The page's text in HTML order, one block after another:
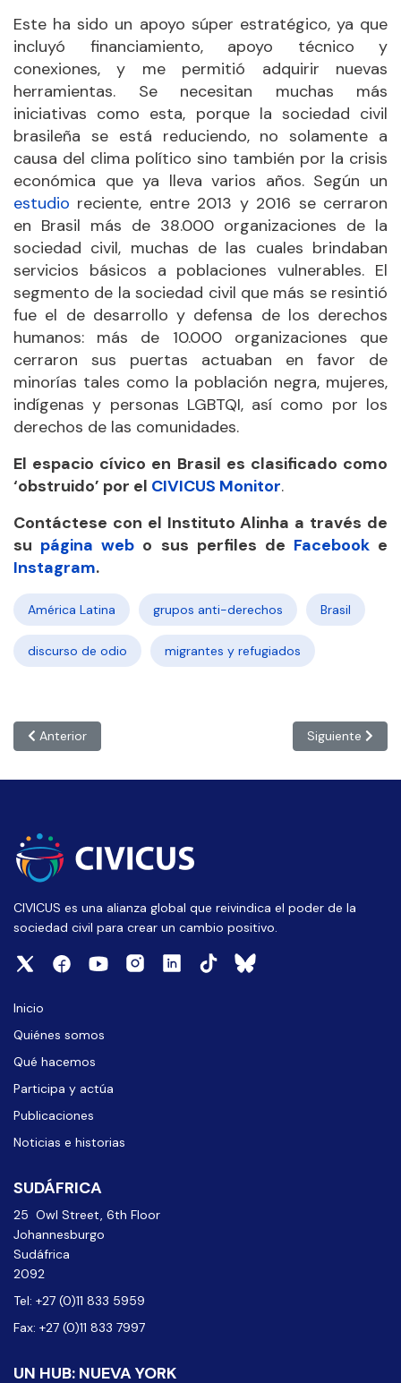
Este ha sido un apoyo súper estratégico, ya que
incluyó financiamiento, apoyo técnico y
conexiones, y me permitió adquirir nuevas
herramientas. Se necesitan muchas más
iniciativas como esta, porque la sociedad civil
brasileña se está reduciendo, no solamente a
causa del clima político sino también por la crisis
económica que ya lleva varios años. Según un
estudio reciente, entre 2013 y 2016 se cerraron
en Brasil más de 38.000 organizaciones de la
sociedad civil, muchas de las cuales brindaban
servicios básicos a poblaciones vulnerables. El
segmento de la sociedad civil que más se resintió
fue el de desarrollo y defensa de los derechos
humanos: más de 10.000 organizaciones que
cerraron sus puertas actuaban en favor de
minorías tales como la población negra, mujeres,
indígenas y personas LGBTQI, así como por los
derechos de las comunidades.
El espacio cívico en Brasil es clasificado como
‘obstruido’ por el CIVICUS Monitor.
Contáctese con el Instituto Alinha a través de
su página web o sus perfiles de Facebooke
Instagram.
América Latina grupos anti-derechos Brasil
discurso de odio migrantes y refugiados
Artículo anterior: CHILE: ‘La COP necesita de la participación
Anterior Artículo
Siguiente
CIVICUS es una alianza global que reivindica el poder de la
sociedad civil para crear un cambio positivo.
Inicio
Quiénes somos
Qué hacemos
Participa y actúa
Publicaciones
Noticias e historias
SUDÁFRICA
25 Owl Street, 6th Floor
Johannesburgo
Sudáfrica
2092
Tel: +27 (0)11 833 5959
Fax: +27 (0)11 833 7997
UN HUB: NUEVA YORK